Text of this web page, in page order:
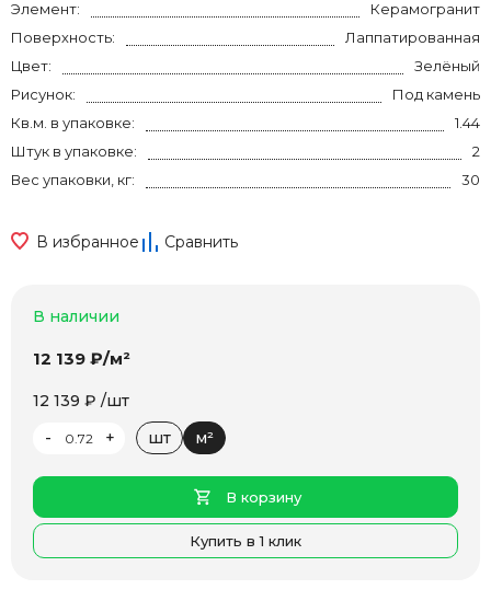
Элемент:
Керамогранит
Поверхность:
Лаппатированная
Цвет:
Зелёный
Рисунок:
Под камень
Кв.м. в упаковке:
1.44
Штук в упаковке:
2
Вес упаковки, кг:
30
В избранное Сравнить
В наличии
12 139 ₽/м²
12 139 ₽ /шт
-
+ шт м²
В корзину
Купить в 1 клик